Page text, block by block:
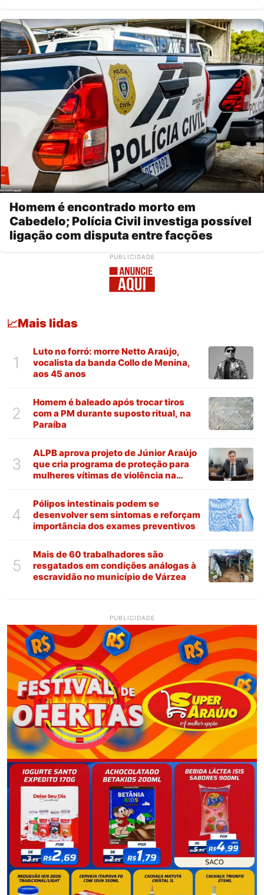
Homem é encontrado morto em
Cabedelo; Polícia Civil investiga possível
ligação com disputa entre facções
PUBLICIDADE
📈Mais lidas
1
Luto no forró: morre Netto Araújo,
vocalista da banda Collo de Menina,
aos 45 anos
2
Homem é baleado após trocar tiros
com a PM durante suposto ritual, na
Paraíba
3
ALPB aprova projeto de Júnior Araújo
que cria programa de proteção para
mulheres vítimas de violência na
4
Pólipos intestinais podem se
desenvolver sem sintomas e reforçam
importância dos exames preventivos
5
Mais de 60 trabalhadores são
resgatados em condições análogas à
escravidão no município de Várzea
PUBLICIDADE